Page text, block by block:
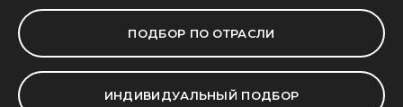
ПОДБОР ПО ОТРАСЛИ
ИНДИВИДУАЛЬНЫЙ ПОДБОР